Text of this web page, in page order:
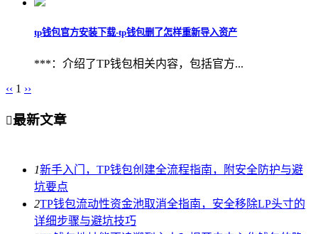
tp钱包官方安装下载-tp钱包删了怎样重新导入资产
***：介绍了TP钱包相关内容，包括官方...
‹‹ 1 ››
最新文章
1新手入门，TP钱包创建全流程指南，附安全防护与避
坑要点
2TP钱包流动性资金池取消全指南，安全移除LP头寸的
详细步骤与避坑技巧